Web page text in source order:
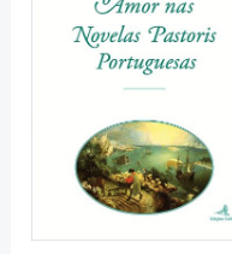
18,00 €.16,20 €.